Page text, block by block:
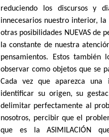
reduciendo los discursos y
innecesarios nuestro interior,
otras posibilidades NUEVAS de
la constante de nuestra
pensamientos. Estos
observar como objetos que se
Cada vez que aparezca una
identificar su origen, su
delimitar perfectamente al
nosotros, percibir que el
que es la ASIMILACIÓN